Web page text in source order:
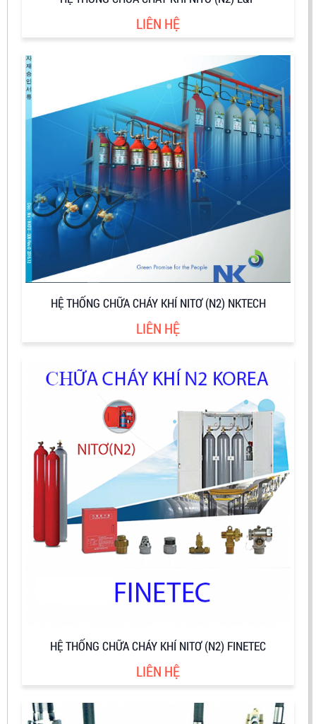
LIÊN HỆ
HỆ THỐNG CHỮA CHÁY KHÍ NITƠ (N2) NKTECH
LIÊN HỆ
HỆ THỐNG CHỮA CHÁY KHÍ NITƠ (N2) FINETEC
LIÊN HỆ